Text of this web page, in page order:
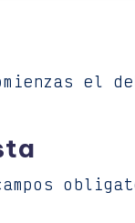
el